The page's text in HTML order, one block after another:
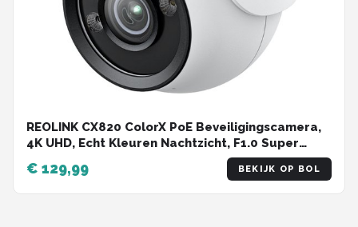
REOLINK CX820 ColorX PoE Beveiligingscamera,
4K UHD, Echt Kleuren Nachtzicht, F1.0 Super
Diafragma, 1/1.8'' Beeldsensor, HDR-
technologie,
Persoons-/Voertuig-/Dierendetectie, Spotlicht
€ 129,99 BEKIJK OP BOL